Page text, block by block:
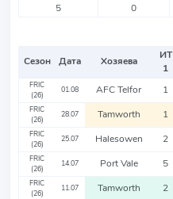
5
0
Сезон Дата Хозяева
ИТ
1
FRIC
(26)
01.08 AFC Telfor 1
FRIC
(26)
28.07 Tamworth 1
FRIC
(26)
25.07 Halesowen 2
FRIC
(26)
14.07 Port Vale 5
FRIC
(26)
11.07 Tamworth 2